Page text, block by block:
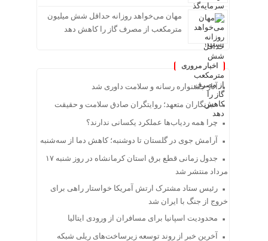
مهان می‌خواهد روزانه حداقل شش میلیون
مترمکعب از مصرف گاز را کاهش دهد
اخبار مروری
آثار جشنواره رسانه و سلامت داوری شد
خبرنگاران متعهد؛ روایتگران صادق سلامت و حقیقت
چرا همه ردیاب‌ها عملکرد یکسانی ندارند؟
آرامش جوی در گلستان تا دوشنبه؛ کاهش دما از سه‌شنبه
جدول زمانی قطع برق استان کرمانشاه در روز شنبه ۱۷
مرداد منتشر شد
رئیس ستاد مشترک ارتش آمریکا خواستار راهی برای
خروج از جنگ با ایران شد
محدودیت اسپانیا برای مسافران از ورودی ایتالیا
آخرین خبر از روند توسعه زیرساخت‌های ریلی شبکه